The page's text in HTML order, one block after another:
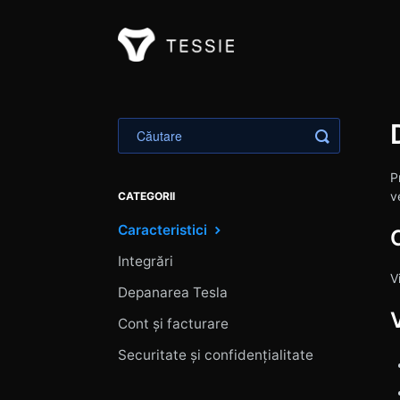
Toggle
CATEGORII
Caracteristici
Integrări
Depanarea Tesla
Cont și facturare
Securitate și confidențialitate